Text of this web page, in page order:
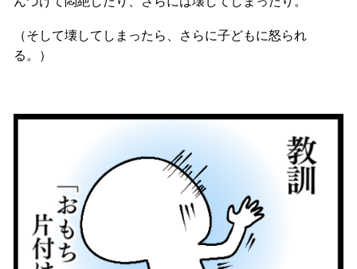
（そして壊してしまったら、さらに子どもに怒られ
る。）